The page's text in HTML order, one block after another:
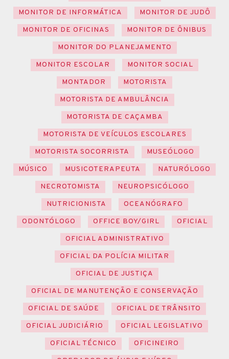
MONITOR DE INFORMÁTICA
MONITOR DE JUDÔ
MONITOR DE OFICINAS
MONITOR DE ÔNIBUS
MONITOR DO PLANEJAMENTO
MONITOR ESCOLAR
MONITOR SOCIAL
MONTADOR
MOTORISTA
MOTORISTA DE AMBULÂNCIA
MOTORISTA DE CAÇAMBA
MOTORISTA DE VEÍCULOS ESCOLARES
MOTORISTA SOCORRISTA
MUSEÓLOGO
MÚSICO
MUSICOTERAPEUTA
NATURÓLOGO
NECROTOMISTA
NEUROPSICÓLOGO
NUTRICIONISTA
OCEANÓGRAFO
ODONTÓLOGO
OFFICE BOY/GIRL
OFICIAL
OFICIAL ADMINISTRATIVO
OFICIAL DA POLÍCIA MILITAR
OFICIAL DE JUSTIÇA
OFICIAL DE MANUTENÇÃO E CONSERVAÇÃO
OFICIAL DE SAÚDE
OFICIAL DE TRÂNSITO
OFICIAL JUDICIÁRIO
OFICIAL LEGISLATIVO
OFICIAL TÉCNICO
OFICINEIRO